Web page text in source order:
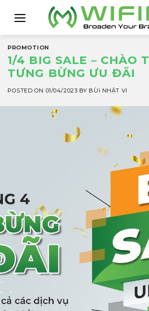
content
PROMOTION
1/4 BIG SALE – CHÀO
TƯNG BỪNG ƯU ĐÃI
POSTED ON 01/04/2023 BY BÙI NHẬT VI